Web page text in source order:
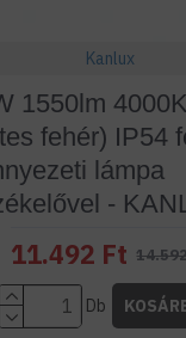
Kanlux
1550lm 4000K
fehér) IP54
lámpa
-
11.492 Ft
Db